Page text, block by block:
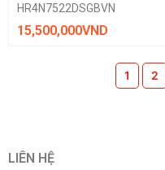
HR4N7522DSGBVN
15,500,000VND
1 2
LIÊN HỆ